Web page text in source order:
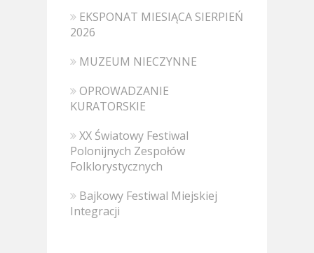
EKSPONAT MIESIĄCA SIERPIEŃ
2026
MUZEUM NIECZYNNE
OPROWADZANIE
KURATORSKIE
XX Światowy Festiwal
Polonijnych Zespołów
Folklorystycznych
Bajkowy Festiwal Miejskiej
Integracji